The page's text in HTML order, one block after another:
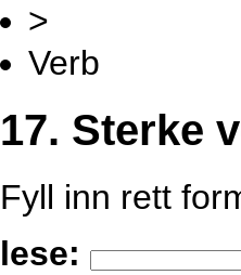
>
Verb
17. Sterke
Fyll inn rett
lese: